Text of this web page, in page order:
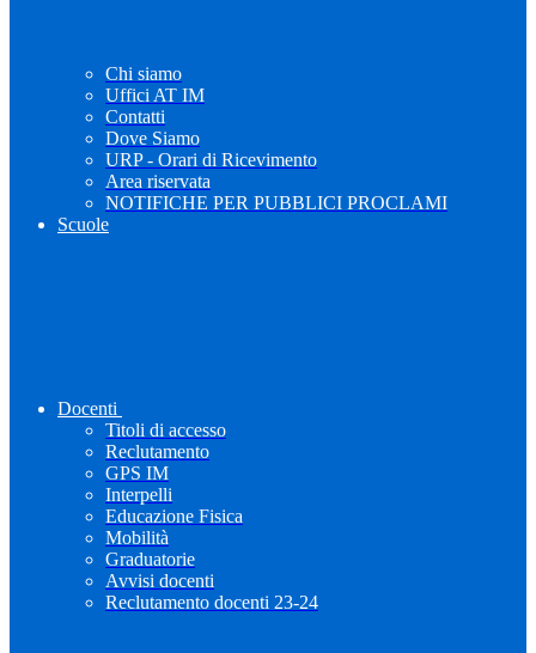
Chi siamo
Uffici AT IM
Contatti
Dove Siamo
URP - Orari di Ricevimento
Area riservata
NOTIFICHE PER PUBBLICI PROCLAMI
Scuole
Docenti
Titoli di accesso
Reclutamento
GPS IM
Interpelli
Educazione Fisica
Mobilità
Graduatorie
Avvisi docenti
Reclutamento docenti 23-24